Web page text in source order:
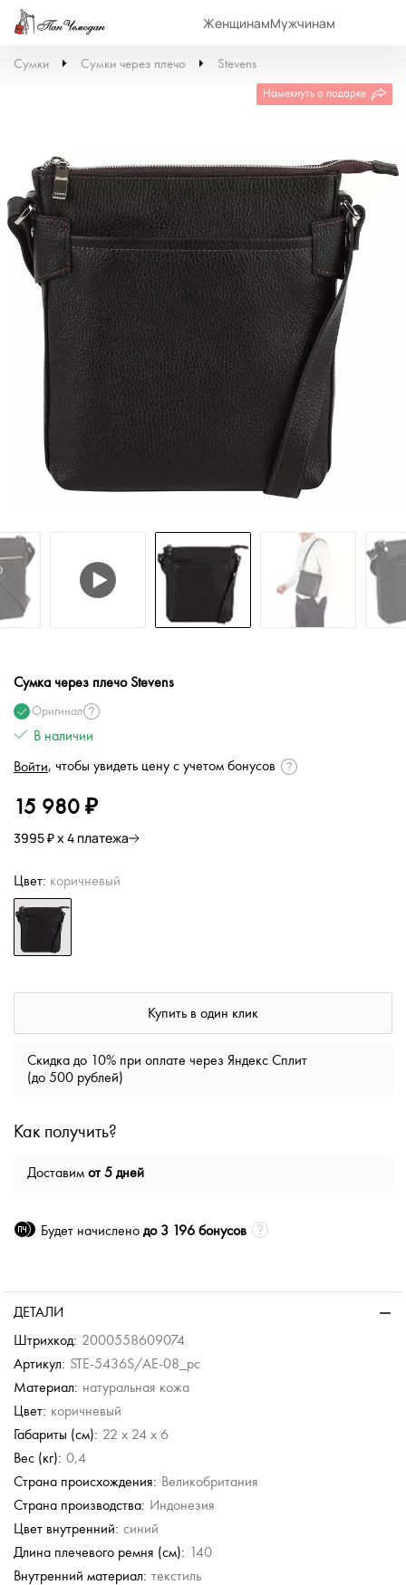
ЖенщинамМужчинам
Сумки Сумки через плечо Stevens
Намекнуть о подарке
Сумка через плечо Stevens
Оригинал
В наличии
Войти, чтобы увидеть цену с учетом бонусов
15 980 ₽
3995 ₽ х 4 платежа
Цвет: коричневый
Купить в один клик
Скидка до 10% при оплате через Яндекс Сплит
(до 500 рублей)
Как получить?
Доставим от 5 дней
Будет начислено до 3 196 бонусов
ДЕТАЛИ
Штрихкод: 2000558609074
Артикул: STE-5436S/AE-08_pc
Материал: натуральная кожа
Цвет: коричневый
Габариты (см): 22 x 24 x 6
Вес (кг): 0,4
Страна происхождения: Великобритания
Страна производства: Индонезия
Цвет внутренний: синий
Длина плечевого ремня (см): 140
Внутренний материал: текстиль